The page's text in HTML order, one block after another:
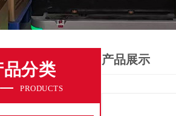
品分类
PRODUCTS
产品展示